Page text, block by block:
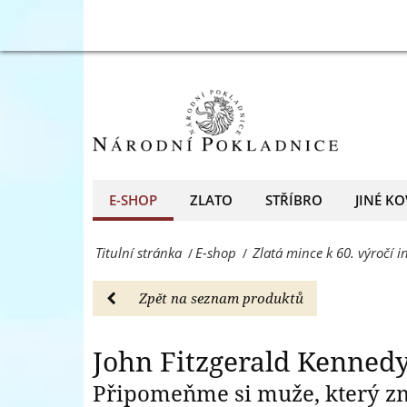
výročí
inaugurace
-
E-
shop
E-SHOP ZLATO STŘÍBRO JINÉ
Titulní stránka /E-shop / Zlatá mince k 60. výročí
Zpět na seznam produktů
John Fitzgerald
Připomeňme si muže, který
inaugurace
E-
-
Národní
Pokladnice
evropský